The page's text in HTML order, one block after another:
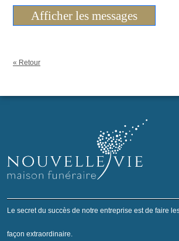
Afficher les messages
« Retour
Le secret du succès de notre entreprise est de faire
façon extraordinaire.